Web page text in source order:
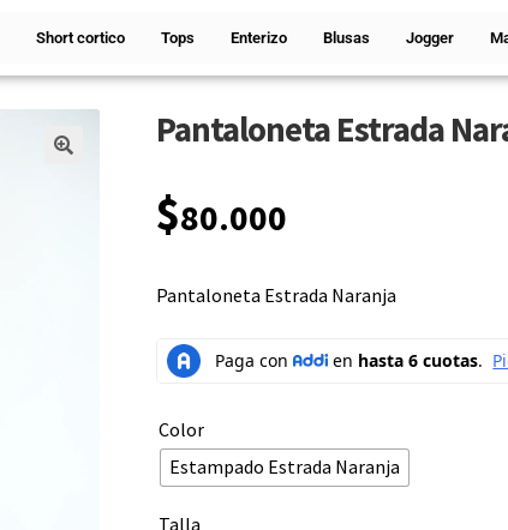
Short cortico Tops Enterizo Blusas Jogger
Pantaloneta Estrada
$80.000
Pantaloneta Estrada Naranja
Color
Estampado Estrada Naranja
Talla